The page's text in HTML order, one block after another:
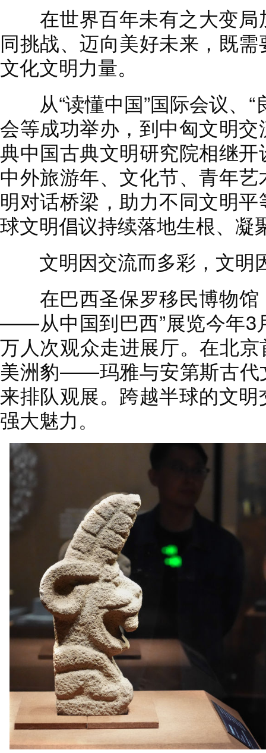
在世界百年未有之大变局
同挑战、迈向美好未来，既
文化文明力量。
从“读懂中国”国际会议、“
会等成功举办，到中匈文明
典中国古典文明研究院相继
中外旅游年、文化节、青年
明对话桥梁，助力不同文明
球文明倡议持续落地生根、凝
文明因交流而多彩，文明
在巴西圣保罗移民博物馆
——从中国到巴西”展览今年3
万人次观众走进展厅。在北京
美洲豹——玛雅与安第斯古代
来排队观展。跨越半球的文
强大魅力。